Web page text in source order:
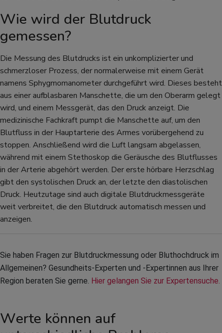
Wie wird der Blutdruck
gemessen?
Die Messung des Blutdrucks ist ein unkomplizierter und
schmerzloser Prozess, der normalerweise mit einem Gerät
namens Sphygmomanometer durchgeführt wird. Dieses besteht
aus einer aufblasbaren Manschette, die um den Oberarm gelegt
wird, und einem Messgerät, das den Druck anzeigt. Die
medizinische Fachkraft pumpt die Manschette auf, um den
Blutfluss in der Hauptarterie des Armes vorübergehend zu
stoppen. Anschließend wird die Luft langsam abgelassen,
während mit einem Stethoskop die Geräusche des Blutflusses
in der Arterie abgehört werden. Der erste hörbare Herzschlag
gibt den systolischen Druck an, der letzte den diastolischen
Druck. Heutzutage sind auch digitale Blutdruckmessgeräte
weit verbreitet, die den Blutdruck automatisch messen und
anzeigen.
Sie haben Fragen zur Blutdruckmessung oder Bluthochdruck im
Allgemeinen? Gesundheits-Experten und -Expertinnen aus Ihrer
Region beraten Sie gerne. Hier gelangen Sie zur Expertensuche.
Werte können auf